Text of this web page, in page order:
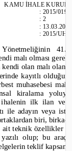
KAMU İHALE
:2015/019
:2
:
:2015/
Yönetmeliğinin
malı olması
olan malı
kayıtlı
muhasebesi
kiralama
ihalenin ilk ilan
ile adayın veya
biri,
ait teknik özellikler
yazılı olup; bu
teklif